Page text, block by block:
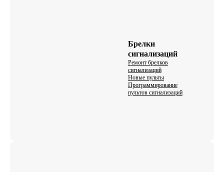
Брелки
сигнализаций
Ремонт брелков
сигнализаций
Новые пульты
Программирование
пультов сигнализаций